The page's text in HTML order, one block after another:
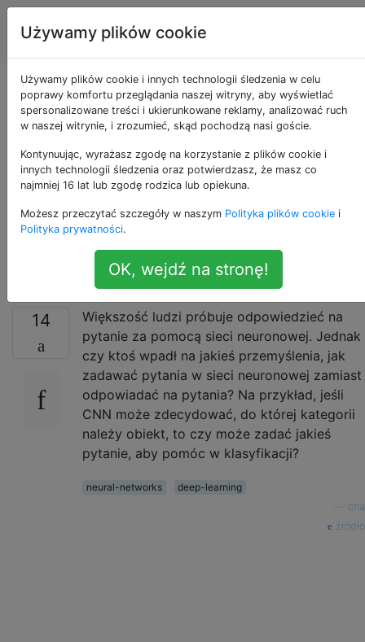
Sztuczna
inteligencja
Czy ktoś pomyślał o
tym, aby sieć
neuronowa zadawała
pytania zamiast tylko
na nie odpowiadać?
14
Większość ludzi próbuje odpowiedzieć na
pytanie za pomocą sieci neuronowej. Jednak
czy ktoś wpadł na jakieś przemyślenia, jak
zadawać pytania w sieci neuronowej zamiast
odpowiadać na pytania? Na przykład, jeśli
CNN może zdecydować, do której kategorii
należy obiekt, to czy może zadać jakieś
pytanie, aby pomóc w klasyfikacji?
neural-networks
deep-learning
cha
źródło
Używamy plików cookie
Używamy plików cookie i innych technologii śledzenia w celu
poprawy komfortu przeglądania naszej witryny, aby wyświetlać
spersonalizowane treści i ukierunkowane reklamy, analizować ruch
w naszej witrynie, i zrozumieć, skąd pochodzą nasi goście.
Kontynuując, wyrażasz zgodę na korzystanie z plików cookie i
innych technologii śledzenia oraz potwierdzasz, że masz co
najmniej 16 lat lub zgodę rodzica lub opiekuna.
Możesz przeczytać szczegóły w naszym Polityka plików cookie i
Polityka prywatności.
OK, wejdź na stronę!